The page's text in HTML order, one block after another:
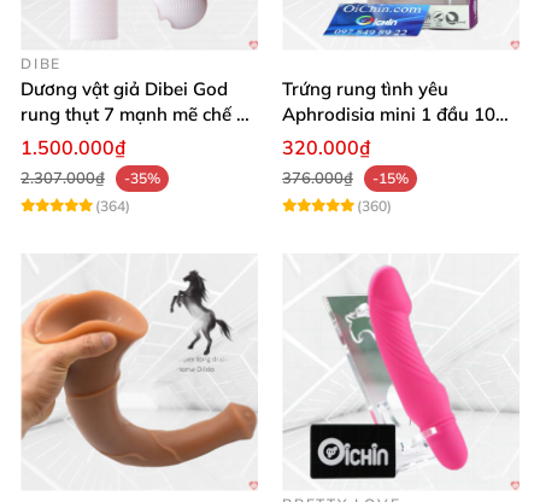
DIBE
Dương vật giả Dibei God
rung thụt 7 mạnh mẽ chế độ
tỏa nhiệt
1.500.000₫
2.307.000₫
-35%
(364)
Trứng rung tình yêu
Aphrodisia mini 1 đầu 10
chế độ rung đa năng
320.000₫
376.000₫
-15%
(360)